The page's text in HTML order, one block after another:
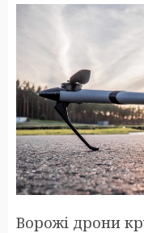
Ворожі дрони